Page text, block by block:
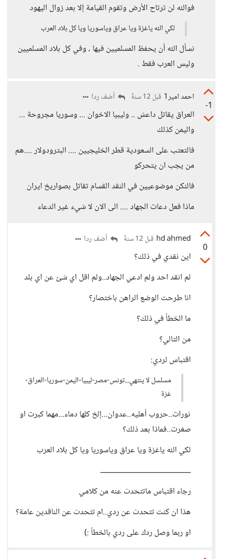
فوالله لن ترتاح الأرض وتقوم القيامة إلا بعد زوال اليهود
لكي الله ياغزة ويا عراق وياسوريا ويا كل بلاد العرب
نسأل الله أن يحفظ المسلميين فيها ، وفي كل بلاد المسلميين
وليس العرب فقط .
-1
احمد امير1 قبل 12 سنةً أضف ردا
العراق يقاتل داعش .. وليبيا الاخوان ... وسوريا مجروحة ...
واليمن كذلك
فالتعتب على السعودية قطر الخليجيين .... البترودولار ....هم
من يجب ان يتحركو
فالنكن موضوعيين في النقد القسام تقاتل بصواريخ ايران
ماذا فعل دعات الجهاد .... الى الان لا شيء غير الدعاء
0
hd ahmed قبل 12 سنةً أضف ردا
اين نقدي في ذلك؟
لم انقد احد ولم ادعي الجهاد..ولم اقل اي شئ عن اي بلد
انا طرحت الوضع الراهن باختصار؟
ما الخطأ في ذلك؟
من التالي؟
اقتباس لردي:
مسلسل لا ينتهي...تونس-مصر-ليبيا-اليمن-سوريا-العراق-
غزة
ثورات..حروب أهليه..عدوان...إلخ كلها دماء...مهما كبرت او
صغرت..فماذا بعد ذلك؟
لكي الله ياغزة ويا عراق وياسوريا ويا كل بلاد العرب
ـــــــــــــــــــــــــــــــــــــــــــــ
رجاء اقتباس ماتتحدث عنه من كلامي
هذا ان كنت تتحدث عن ردي..ام تتحدث عن الناقدين عامة؟
او ربما وصل ردك على ردي بالخطأ :)